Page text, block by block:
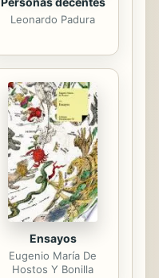
Leonardo Padura
Ensayos
Eugenio María De
Hostos Y Bonilla